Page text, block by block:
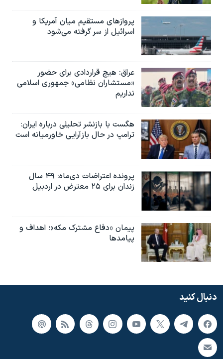
پروازهای مستقیم میان آمریکا و
اسرائیل از سر گرفته می‌شود
عراق: هیچ قراردادی برای حضور
«مستشاران نظامی» جمهوری اسلامی
نداریم
هگست با بازنشر تحلیلی درباره ایران:
ترامپ در حال بازآرایی خاورمیانه است
پرونده اعتراضات دی‌ماه: ۴۹ سال
زندان برای ۲۵ معترض در اردبیل
پیمان «دفاع مشترک مکه»؛ اهداف و
پیامدها
دنبال کنید